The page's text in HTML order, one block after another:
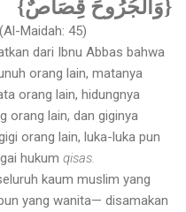
{وَالْجُرُوحَ قِصَاصٌ}
(Al-Maidah: 45)
dari Ibnu Abbas bahwa
orang lain, matanya
orang lain, hidungnya
orang lain, dan giginya
orang lain, luka-luka pun
hukum qisas.
kaum muslim yang
yang wanita— disamakan